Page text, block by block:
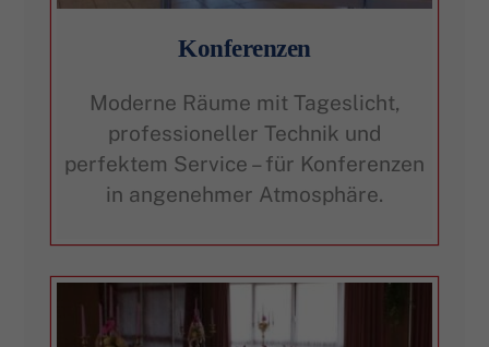
Konferenzen
Moderne Räume mit Tageslicht,
professioneller Technik und
perfektem Service – für Konferenzen
in angenehmer Atmosphäre.